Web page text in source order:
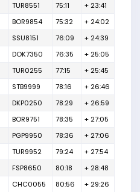
TUR8551 75:11
+ 23:41
BOR9854 75:32
+ 24:02
SSU8151 76:09
+ 24:39
DOK7350 76:35
+ 25:05
TUR0255 77:15
+ 25:45
STB9999 78:16
+ 26:46
DKP0250 78:29
+ 26:59
BOR9751 78:35
+ 27:05
PGP9950 78:36
+ 27:06
TUR9952 79:24
+ 27:54
FSP8650 80:18
+ 28:48
CHC0055 80:56
+ 29:26